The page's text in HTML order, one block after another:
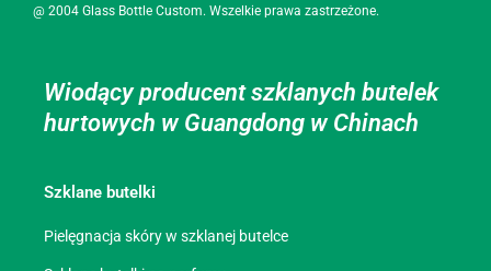
@ 2004 Glass Bottle Custom. Wszelkie prawa zastrzeżone.
Wiodący producent szklanych butelek
hurtowych w Guangdong w Chinach
Szklane butelki
Pielęgnacja skóry w szklanej butelce